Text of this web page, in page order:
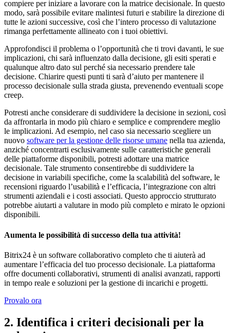
compiere per iniziare a lavorare con la matrice decisionale. In questo
modo, sarà possibile evitare malintesi futuri e stabilire la direzione di
tutte le azioni successive, così che l’intero processo di valutazione
rimanga perfettamente allineato con i tuoi obiettivi.
Approfondisci il problema o l’opportunità che ti trovi davanti, le sue
implicazioni, chi sarà influenzato dalla decisione, gli esiti sperati e
qualunque altro dato sul perché sia necessario prendere tale
decisione. Chiarire questi punti ti sarà d’aiuto per mantenere il
processo decisionale sulla strada giusta, prevenendo eventuali scope
creep.
Potresti anche considerare di suddividere la decisione in sezioni, così
da affrontarla in modo più chiaro e semplice e comprendere meglio
le implicazioni. Ad esempio, nel caso sia necessario scegliere un
nuovo software per la gestione delle risorse umane nella tua azienda,
anziché concentrarti esclusivamente sulle caratteristiche generali
delle piattaforme disponibili, potresti adottare una matrice
decisionale. Tale strumento consentirebbe di suddividere la
decisione in variabili specifiche, come la scalabilità del software, le
recensioni riguardo l’usabilità e l’efficacia, l’integrazione con altri
strumenti aziendali e i costi associati. Questo approccio strutturato
potrebbe aiutarti a valutare in modo più completo e mirato le opzioni
disponibili.
Aumenta le possibilità di successo della tua attività!
Bitrix24 è un software collaborativo completo che ti aiuterà ad
aumentare l’efficacia del tuo processo decisionale. La piattaforma
offre documenti collaborativi, strumenti di analisi avanzati, rapporti
in tempo reale e soluzioni per la gestione di incarichi e progetti.
Provalo ora
2. Identifica i criteri decisionali per la